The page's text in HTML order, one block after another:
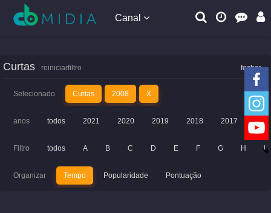
Canal
fechar
Curtas reiniciarfiltro
Selecionado Curtas 2008 X
anos todos 2021 2020 2019 2018 2017
Filtro todos A B C D E F G H I
Organizar Tempo Popularidade Pontuação